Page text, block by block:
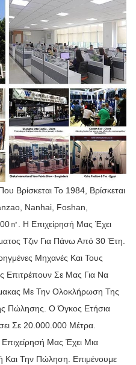
Βρίσκεται Το 1984, Βρίσκεται
Nanhai, Foshan,
㎡. Η Επιχείρησή Μας Έχει
Τζιν Για Πάνω Από 30 Έτη.
Μηχανές Και Τους
Επιτρέπουν Σε Μας Για Να
Με Την Ολοκλήρωση Της
Πώλησης. Ο Όγκος Ετήσια
Σε 20.000.000 Μέτρα.
Μας Έχει Μια
Και Την Πώληση. Επιμένουμε